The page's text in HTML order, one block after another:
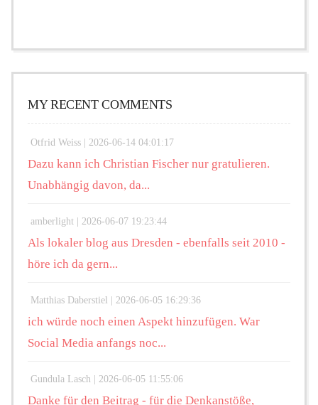
MY RECENT COMMENTS
Otfrid Weiss | 2026-06-14 04:01:17
Dazu kann ich Christian Fischer nur gratulieren.
Unabhängig davon, da...
amberlight | 2026-06-07 19:23:44
Als lokaler blog aus Dresden - ebenfalls seit 2010 -
höre ich da gern...
Matthias Daberstiel | 2026-06-05 16:29:36
ich würde noch einen Aspekt hinzufügen. War
Social Media anfangs noc...
Gundula Lasch | 2026-06-05 11:55:06
Danke für den Beitrag - für die Denkanstöße,